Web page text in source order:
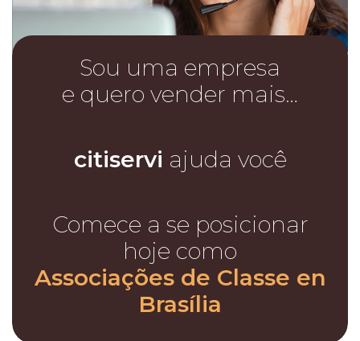
Sou uma empresa
e quero vender mais…
citiservi ajuda você
Comece a se posicionar
hoje como
Associações de Classe en
Brasília